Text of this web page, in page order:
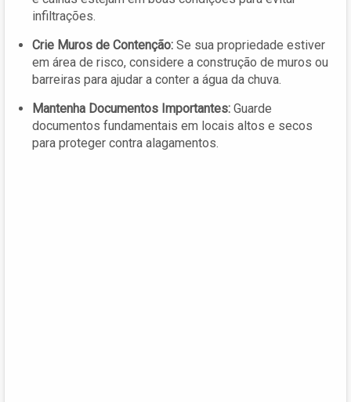
infiltrações.
Crie Muros de Contenção: Se sua propriedade estiver
em área de risco, considere a construção de muros ou
barreiras para ajudar a conter a água da chuva.
Mantenha Documentos Importantes: Guarde
documentos fundamentais em locais altos e secos
para proteger contra alagamentos.